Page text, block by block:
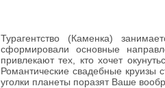
Турагентство (Каменка)
сформировали основные
привлекают тех, кто хочет
Романтические свадебные
уголки планеты поразят Ваше